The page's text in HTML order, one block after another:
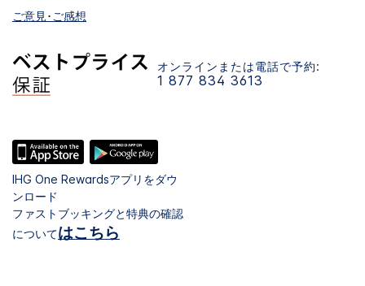
ご意見･ご感想
オンラインまたは電話で予約:
1 877 834 3613
IHG One Rewardsアプリをダウ
ンロード
ファストブッキングと特典の確認
についてはこちら